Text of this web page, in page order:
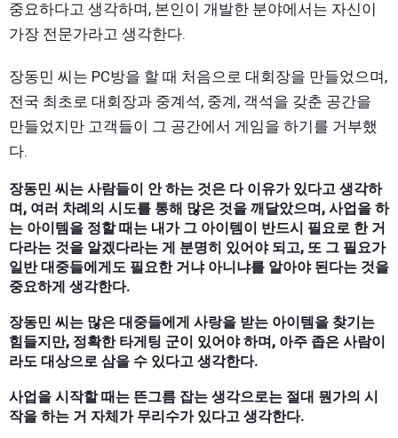
중요하다고 생각하며, 본인이 개발한 분야에서는 자신이
가장 전문가라고 생각한다.
장동민 씨는 PC방을 할 때 처음으로 대회장을 만들었으며,
전국 최초로 대회장과 중계석, 중계, 객석을 갖춘 공간을
만들었지만 고객들이 그 공간에서 게임을 하기를 거부했
다.
장동민 씨는 사람들이 안 하는 것은 다 이유가 있다고 생각하
며, 여러 차례의 시도를 통해 많은 것을 깨달았으며, 사업을 하
는 아이템을 정할 때는 내가 그 아이템이 반드시 필요로 한 거
다라는 것을 알겠다라는 게 분명히 있어야 되고, 또 그 필요가
일반 대중들에게도 필요한 거냐 아니냐를 알아야 된다는 것을
중요하게 생각한다.
장동민 씨는 많은 대중들에게 사랑을 받는 아이템을 찾기는
힘들지만, 정확한 타게팅 군이 있어야 하며, 아주 좁은 사람이
라도 대상으로 삼을 수 있다고 생각한다.
사업을 시작할 때는 뜬그름 잡는 생각으로는 절대 뭔가의 시
작을 하는 거 자체가 무리수가 있다고 생각한다.